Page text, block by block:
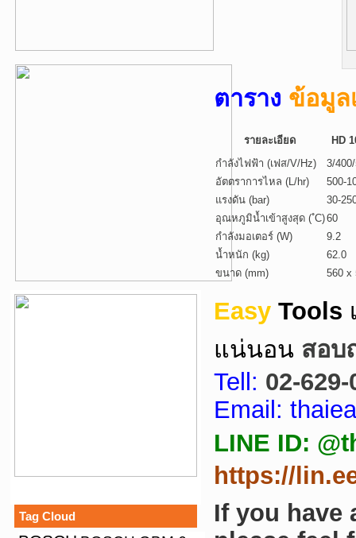
Tag Cloud
ตาราง ข้อมูล
รายละเอียด
HD
กำลังไฟฟ้า (เฟส/V/Hz)
3/
อัตตราการไหล (L/hr)
500-
แรงดัน (bar)
30-
อุณหภูมิน้ำเข้าสูงสุด ( ํC)60
กำลังมอเตอร์ (W)
9.2
น้ำหนัก (kg)
62.0
ขนาด (mm)
560 x
Easy Tools
แน่นอน สอบ
Tell: 02-629-
Email:
LINE ID:
https://
If you have